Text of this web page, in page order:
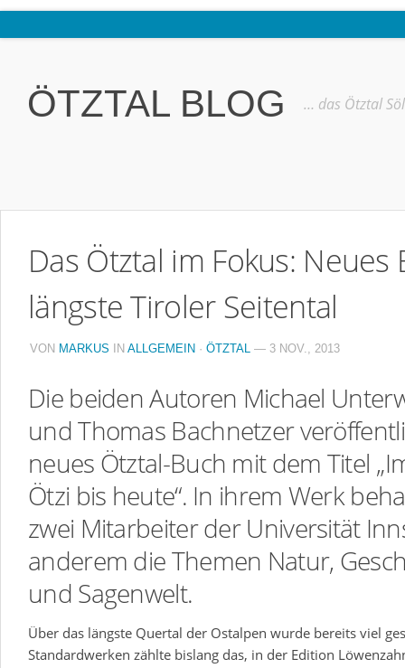
Ötztal
Interviews
Kostenloser Bustransfer ins Gletscherskigebiet von Sölden
Kontakt
Datenschutzerklärung
ÖTZTAL BLOG … das Ötztal
Das Ötztal im Fokus:
längste Tiroler Seitental
VON MARKUS IN ALLGEMEIN · ÖTZTAL — 3 NOV., 2013
Die beiden Autoren Michael
und Thomas Bachnetzer
neues Ötztal-Buch mit dem Titel
Ötzi bis heute“. In ihrem Werk
zwei Mitarbeiter der Universität
anderem die Themen Natur,
und Sagenwelt.
Über das längste Quertal der Ostalpen wurde bereits viel
Standardwerken zählte bislang das, in der Edition